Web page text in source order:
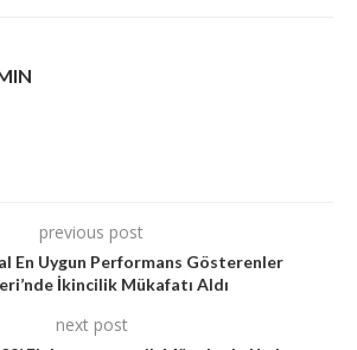
previous post
En Uygun Performans Gösterenler
İkincilik Mükafatı Aldı
next post